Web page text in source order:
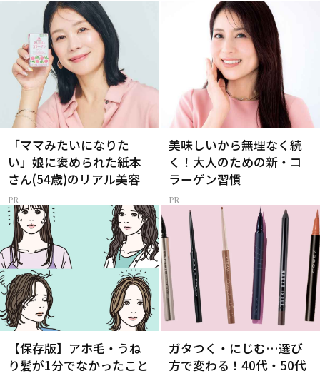
「ママみたいになりた
い」娘に褒められた紙本
さん(54歳)のリアル美容
美味しいから無理なく続
く！大人のための新・コ
ラーゲン習慣
【保存版】アホ毛・うね
り髪が1分でなかったこと
ガタつく・にじむ…選び
方で変わる！40代・50代